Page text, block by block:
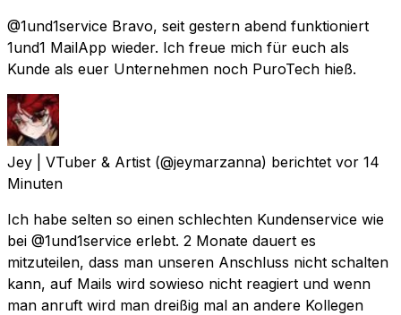
@1und1service Bravo, seit gestern abend funktioniert
1und1 MailApp wieder. Ich freue mich für euch als
Kunde als euer Unternehmen noch PuroTech hieß.
Jey | VTuber & Artist (@jeymarzanna) berichtet vor 14
Minuten
Ich habe selten so einen schlechten Kundenservice wie
bei @1und1service erlebt. 2 Monate dauert es
mitzuteilen, dass man unseren Anschluss nicht schalten
kann, auf Mails wird sowieso nicht reagiert und wenn
man anruft wird man dreißig mal an andere Kollegen